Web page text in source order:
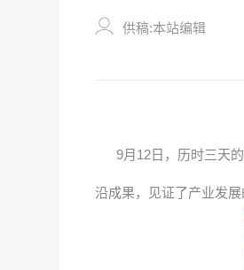
供稿:本站编辑
9月12日，历时三天的
沿成果，见证了产业发展